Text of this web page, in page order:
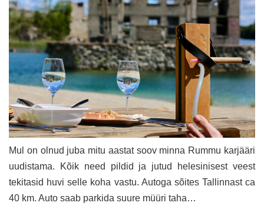
Mul on olnud juba mitu aastat soov minna Rummu karjääri
uudistama. Kõik need pildid ja jutud helesinisest veest
tekitasid huvi selle koha vastu. Autoga sõites Tallinnast ca
40 km. Auto saab parkida suure müüri taha…